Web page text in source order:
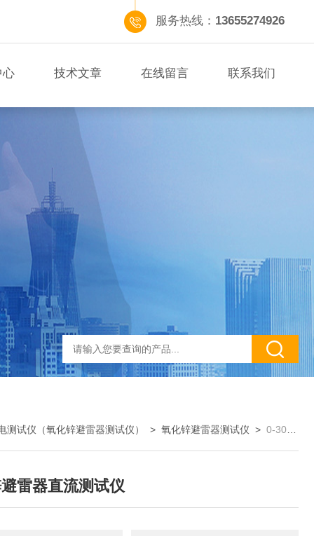
服务热线： 13655274926
心 技术文章 在线留言 联系我们
测试仪（氧化锌避雷器测试仪） >氧化锌避雷器测试仪 >0-30KV氧化锌避雷器直流测试仪
雷器直流测试仪